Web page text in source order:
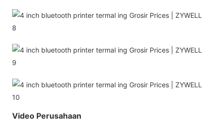
Video Perusahaan